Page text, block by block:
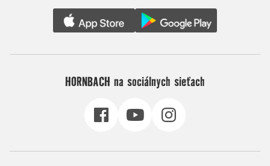
HORNBACH na sociálnych sieťach